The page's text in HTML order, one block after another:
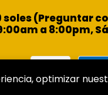
(Preguntar
a 8:00pm,
optimizar